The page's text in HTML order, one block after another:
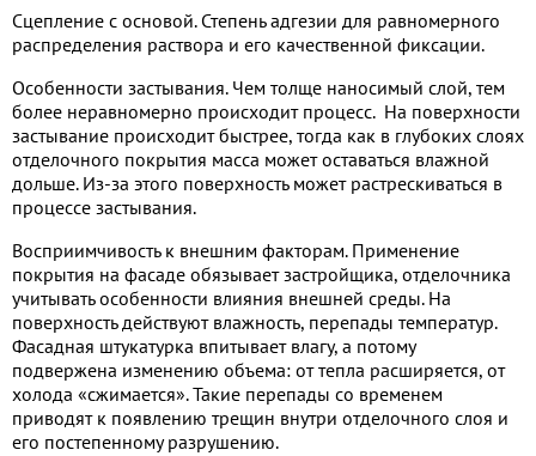
Сцепление с основой. Степень адгезии для равномерного
распределения раствора и его качественной фиксации.
Особенности застывания. Чем толще наносимый слой, тем
более неравномерно происходит процесс. На поверхности
застывание происходит быстрее, тогда как в глубоких слоях
отделочного покрытия масса может оставаться влажной
дольше. Из-за этого поверхность может растрескиваться в
процессе застывания.
Восприимчивость к внешним факторам. Применение
покрытия на фасаде обязывает застройщика, отделочника
учитывать особенности влияния внешней среды. На
поверхность действуют влажность, перепады температур.
Фасадная штукатурка впитывает влагу, а потому
подвержена изменению объема: от тепла расширяется, от
холода «сжимается». Такие перепады со временем
приводят к появлению трещин внутри отделочного слоя и
его постепенному разрушению.